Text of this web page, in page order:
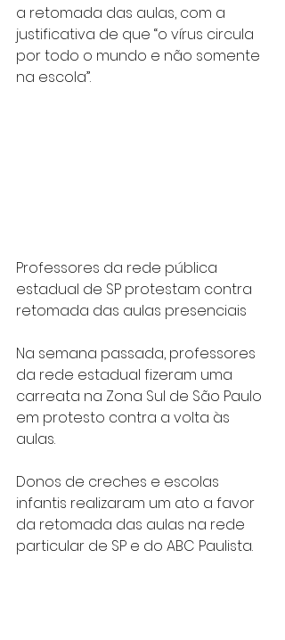
a retomada das aulas, com a
justificativa de que “o vírus circula
por todo o mundo e não somente
na escola”.
Professores da rede pública
estadual de SP protestam contra
retomada das aulas presenciais
Na semana passada, professores
da rede estadual fizeram uma
carreata na Zona Sul de São Paulo
em protesto contra a volta às
aulas.
Donos de creches e escolas
infantis realizaram um ato a favor
da retomada das aulas na rede
particular de SP e do ABC Paulista.